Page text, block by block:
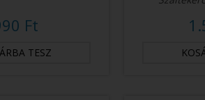
Ft